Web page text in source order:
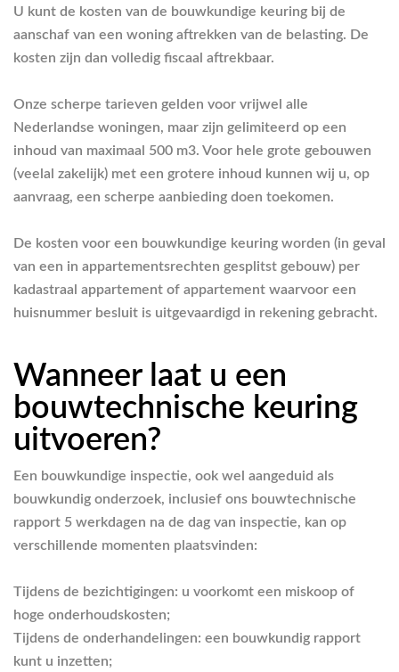
U kunt de kosten van de bouwkundige keuring bij de
aanschaf van een woning aftrekken van de belasting. De
kosten zijn dan volledig fiscaal aftrekbaar.
Onze scherpe tarieven gelden voor vrijwel alle
Nederlandse woningen, maar zijn gelimiteerd op een
inhoud van maximaal 500 m3. Voor hele grote gebouwen
(veelal zakelijk) met een grotere inhoud kunnen wij u, op
aanvraag, een scherpe aanbieding doen toekomen.
De kosten voor een bouwkundige keuring worden (in geval
van een in appartementsrechten gesplitst gebouw) per
kadastraal appartement of appartement waarvoor een
huisnummer besluit is uitgevaardigd in rekening gebracht.
Wanneer laat u een
bouwtechnische keuring
uitvoeren?
Een bouwkundige inspectie, ook wel aangeduid als
bouwkundig onderzoek, inclusief ons bouwtechnische
rapport 5 werkdagen na de dag van inspectie, kan op
verschillende momenten plaatsvinden:
Tijdens de bezichtigingen: u voorkomt een miskoop of
hoge onderhoudskosten;
Tijdens de onderhandelingen: een bouwkundig rapport
kunt u inzetten;